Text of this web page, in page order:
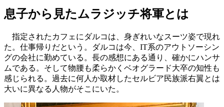
息子から見たムラジッチ将軍とは
指定されたカフェにダルコは、身ぎれいなスーツ姿で現れ
た。仕事帰りだという。ダルコは今、IT系のアウトソーシン
グの会社に勤めている。長の感想にある通り、確かにハンサ
ムである。そして物腰も柔らかくベオグラード大卒の知性も
感じられる。過去に何人か取材したセルビア民族派右翼とは
大いに異なる人物がそこにいた。